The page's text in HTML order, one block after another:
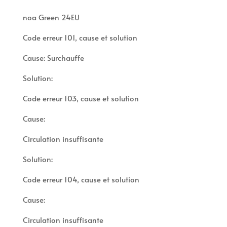
noa Green 24EU
Code erreur 101, cause et solution
Cause: Surchauffe
Solution:
Code erreur 103, cause et solution
Cause:
Circulation insuffisante
Solution:
Code erreur 104, cause et solution
Cause:
Circulation insuffisante